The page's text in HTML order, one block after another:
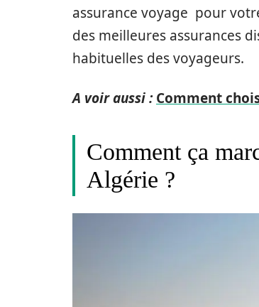
assurance voyage pour
des meilleures assurances
habituelles des voyageurs.
A voir aussi : Comment
Comment ça
Algérie ?